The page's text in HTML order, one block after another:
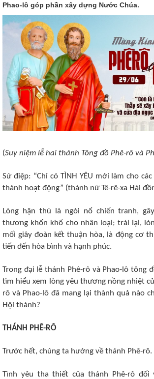
Phao-lô góp phần xây dựng Nước Chúa.
(Suy niệm lễ hai thánh Tông đồ Phê-rô và
Sứ điệp: “Chỉ có TÌNH YÊU mới làm cho
thánh hoạt động” (thánh nữ Tê-rê-xa Hài
Lòng hận thù là ngòi nổ chiến tranh,
thương khốn khổ cho nhân loại; trái lại,
mối giây đoàn kết thuận hòa, là động cơ
tiến đến hòa bình và hạnh phúc.
Trong đại lễ thánh Phê-rô và Phao-lô tông
tìm hiểu xem lòng yêu thương nồng nhiệt
rô và Phao-lô đã mang lại thành quả nào
Hội thánh?
THÁNH PHÊ-RÔ
Trước hết, chúng ta hướng về thánh Phê-rô.
Tình yêu tha thiết của thánh Phê-rô đối